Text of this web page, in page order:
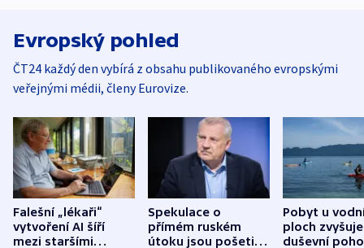
Evropský pohled
ČT24 každý den vybírá z obsahu publikovaného evropskými
veřejnými médii, členy Eurovize.
Falešní „lékaři“
vytvoření AI šíří
mezi staršími
Spekulace o
přímém ruském
útoku jsou pošetilé,
Pobyt u
ploch zvyšuje
duševní